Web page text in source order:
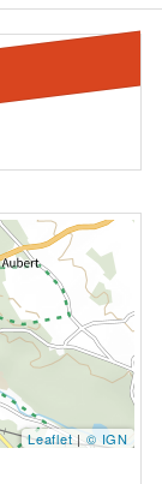
Leaflet|© IGN